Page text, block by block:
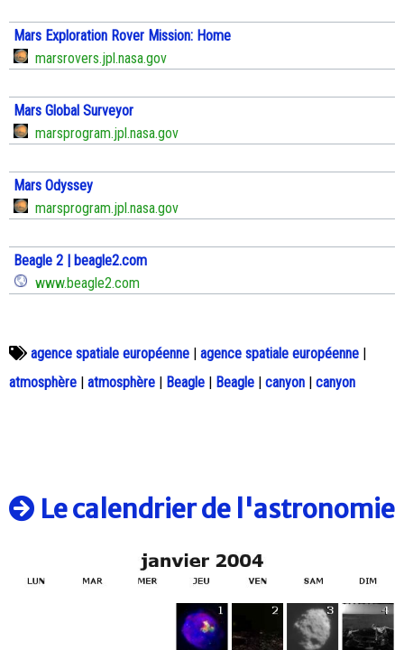
Mars Exploration Rover Mission: Home
marsrovers.jpl.nasa.gov
Mars Global Surveyor
marsprogram.jpl.nasa.gov
Mars Odyssey
marsprogram.jpl.nasa.gov
Beagle 2 | beagle2.com
www.beagle2.com
agence spatiale européenne | agence spatiale européenne |
atmosphère | atmosphère | Beagle | Beagle | canyon | canyon
Le calendrier de l'astronomie